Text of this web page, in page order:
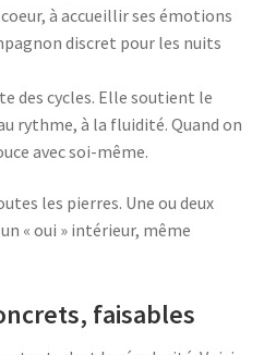
à accueillir ses émotions
discret pour les nuits
des cycles. Elle soutient le
rythme, à la fluidité. Quand on
avec soi-même.
les pierres. Une ou deux
« oui » intérieur, même
faisables